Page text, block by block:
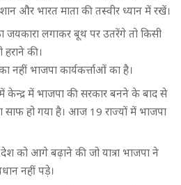
और भारत माता की तस्वीर ध्यान में रखें।
जयकारा लगाकर बूथ पर उतरेंगे तो किसी
की।
नहीं भाजपा कार्यकर्त्ताओं का है।
केन्द्र में भाजपा की सरकार बनने के बाद से
साफ हो गया है। आज 19 राज्यों में भाजपा
को आगे बढ़ाने की जो यात्रा भाजपा ने
नहीं पड़े।